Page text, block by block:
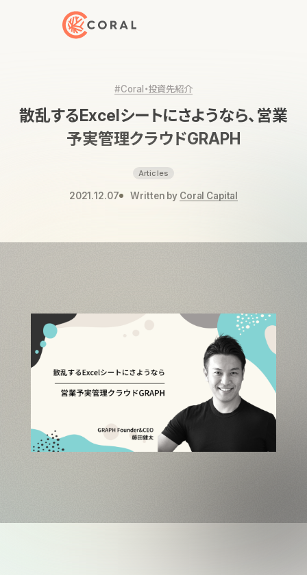
トップページへ戻る
#Coral・投資先紹介
散乱するExcelシートにさようなら、営業
予実管理クラウドGRAPH
Articles
2021.12.07 Written by Coral Capital